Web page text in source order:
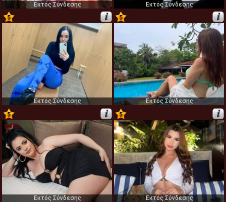
Εκτός Σύνδεσης
Εκτός Σύνδεσης
5
Εκτός Σύνδεσης
5
Εκτός Σύνδεσης
5
61
Εκτός Σύνδεσης
5
62
Εκτός Σύνδεσης